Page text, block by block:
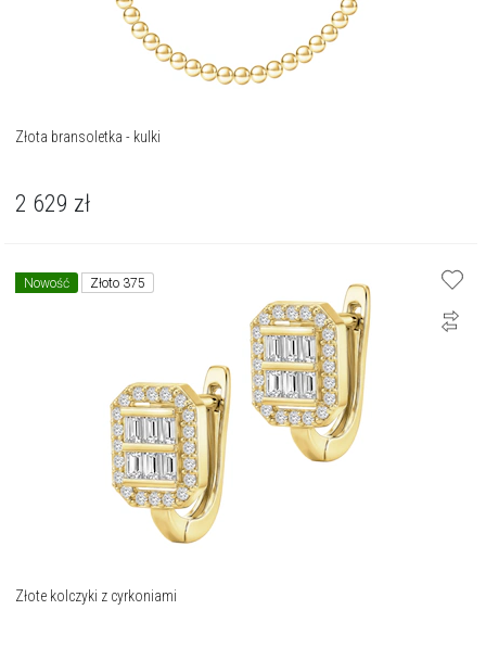
Złota bransoletka - kulki
2 629 zł
Nowość Złoto 375
Złote kolczyki z cyrkoniami